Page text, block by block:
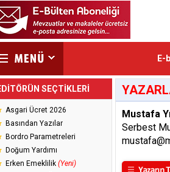
E-
SEÇTİKLERİ
Asgari Ücret 2026
Basından Yazılar
Bordro Parametreleri
Doğum Yardımı
Erken Emeklilik (Yeni)
Mustafa
Serbest